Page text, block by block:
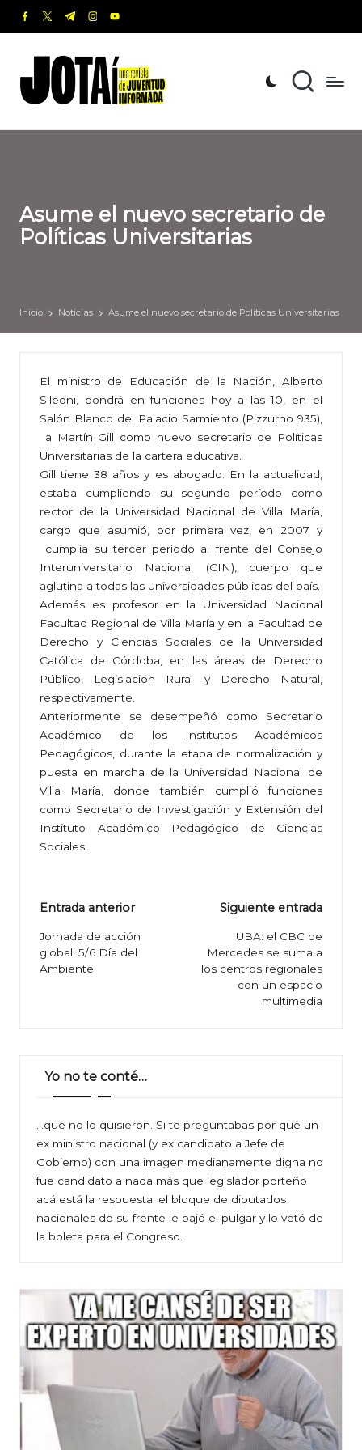
Saltar
contenido
facebook.com
twitter.com
t.me instagram.com
youtube.com
o
t
revista
de
Informada
Asume el nuevo secretario de
Políticas Universitarias
Inicio Noticias Asume el nuevo secretario de Políticas Universitarias
El ministro de Educación de la Nación, Alberto
Sileoni, pondrá en funciones hoy a las 10, en el
Salón Blanco del Palacio Sarmiento (Pizzurno 935),
a Martín Gill como nuevo secretario de Políticas
Universitarias de la cartera educativa.
Gill tiene 38 años y es abogado. En la actualidad,
estaba cumpliendo su segundo período como
rector de la Universidad Nacional de Villa María,
cargo que asumió, por primera vez, en 2007 y
cumplía su tercer período al frente del Consejo
Interuniversitario Nacional (CIN), cuerpo que
aglutina a todas las universidades públicas del país.
Además es profesor en la Universidad Nacional
Facultad Regional de Villa María y en la Facultad de
Derecho y Ciencias Sociales de la Universidad
Católica de Córdoba, en las áreas de Derecho
Público, Legislación Rural y Derecho Natural,
respectivamente.
Anteriormente se desempeñó como Secretario
Académico de los Institutos Académicos
Pedagógicos, durante la etapa de normalización y
puesta en marcha de la Universidad Nacional de
Villa María, donde también cumplió funciones
como Secretario de Investigación y Extensión del
Instituto Académico Pedagógico de Ciencias
Sociales.
Navegación
de
entradas
Entrada anterior
Jornada de acción
global: 5/6 Día del
Ambiente
Siguiente entrada
UBA: el CBC de
Mercedes se suma a
los centros regionales
con un espacio
multimedia
Yo no te conté…
…que no lo quisieron. Si te preguntabas por qué un
ex ministro nacional (y ex candidato a Jefe de
Gobierno) con una imagen medianamente digna no
fue candidato a nada más que legislador porteño
acá está la respuesta: el bloque de diputados
nacionales de su frente le bajó el pulgar y lo vetó de
la boleta para el Congreso.